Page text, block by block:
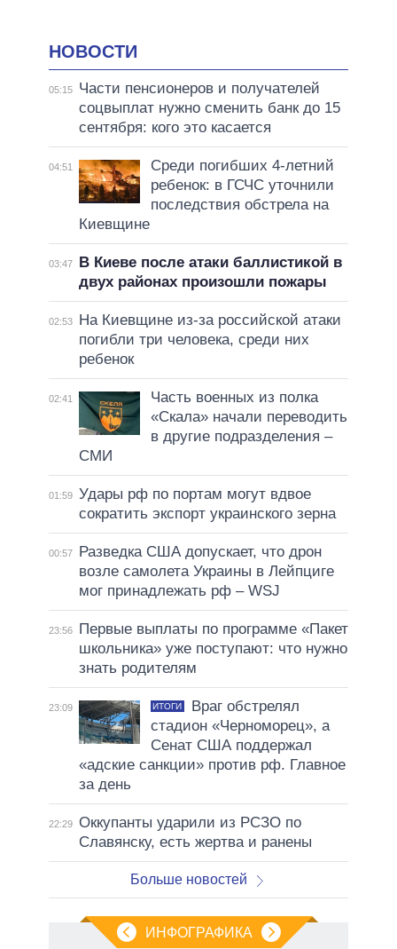
НОВОСТИ
05:15
Части пенсионеров и получателей
соцвыплат нужно сменить банк до 15
сентября: кого это касается
04:51
Среди погибших 4-летний
ребенок: в ГСЧС уточнили
последствия обстрела на
Киевщине
03:47
В Киеве после атаки баллистикой в
двух районах произошли пожары
02:53
На Киевщине из-за российской атаки
погибли три человека, среди них
ребенок
02:41
Часть военных из полка
«Скала» начали переводить
в другие подразделения –
СМИ
01:59 Удары рф по портам могут вдвое
сократить экспорт украинского зерна
00:57
Разведка США допускает, что дрон
возле самолета Украины в Лейпциге
мог принадлежать рф – WSJ
23:56
Первые выплаты по программе «Пакет
школьника» уже поступают: что нужно
знать родителям
23:09 ИТОГИ
Враг обстрелял
стадион «Черноморец», а
Сенат США поддержал
«адские санкции» против рф. Главное
за день
22:29 Оккупанты ударили из РСЗО по
Славянску, есть жертва и ранены
Больше новостей
ИНФОГРАФИКА